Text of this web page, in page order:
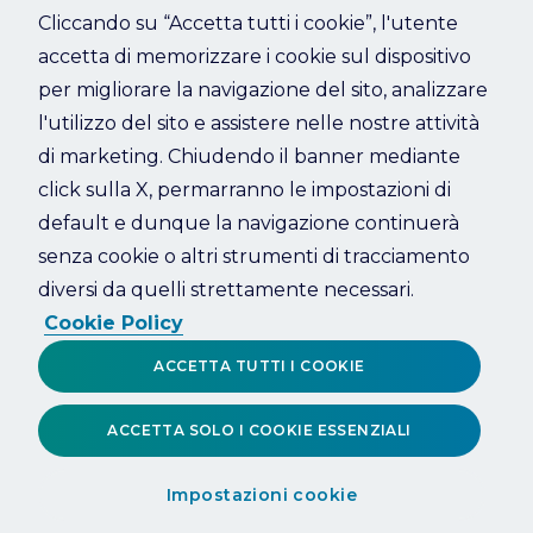
Refresh
Cliccando su “Accetta tutti i cookie”, l'utente
accetta di memorizzare i cookie sul dispositivo
per migliorare la navigazione del sito, analizzare
l'utilizzo del sito e assistere nelle nostre attività
di marketing. Chiudendo il banner mediante
click sulla X, permarranno le impostazioni di
default e dunque la navigazione continuerà
senza cookie o altri strumenti di tracciamento
diversi da quelli strettamente necessari.
Cookie Policy
Impostazioni cookie
ACCETTA SOLO I COOKIE ESSENZIALI
ACCETTA TUTTI I COOKIE